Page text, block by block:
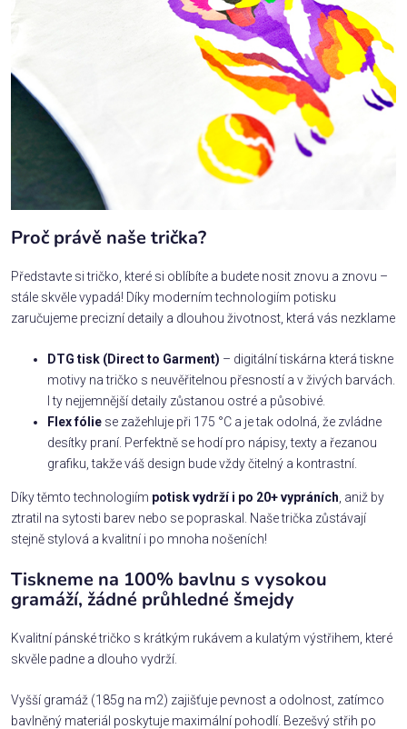
Proč právě naše trička?
Představte si tričko, které si oblíbíte a budete nosit znovu a znovu –
stále skvěle vypadá! Díky moderním technologiím potisku
zaručujeme precizní detaily a dlouhou životnost, která vás nezklame
DTG tisk (Direct to Garment) – digitální tiskárna která tiskne
motivy na tričko s neuvěřitelnou přesností a v živých barvách.
I ty nejjemnější detaily zůstanou ostré a působivé.
Flex fólie se zažehluje při 175 °C a je tak odolná, že zvládne
desítky praní. Perfektně se hodí pro nápisy, texty a řezanou
grafiku, takže váš design bude vždy čitelný a kontrastní.
Díky těmto technologiím potisk vydrží i po 20+ vypráních , aniž by
ztratil na sytosti barev nebo se popraskal. Naše trička zůstávají
stejně stylová a kvalitní i po mnoha nošeních!
Tiskneme na 100% bavlnu s vysokou
gramáží, žádné průhledné šmejdy
Kvalitní pánské tričko s krátkým rukávem a kulatým výstřihem, které
skvěle padne a dlouho vydrží.
Vyšší gramáž (185g na m2) zajišťuje pevnost a odolnost, zatímco
bavlněný materiál poskytuje maximální pohodlí. Bezešvý střih po